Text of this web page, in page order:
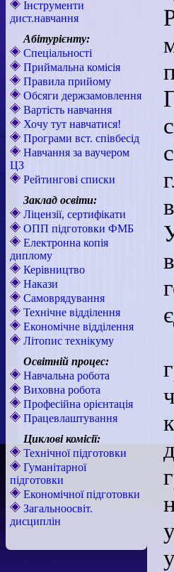
Інструменти
дист.навчання
Абітурієнту:
Спеціальності
Приймальна комісія
Правила прийому
Обсяги держзамовлення
Вартість навчання
Хочу тут навчатися!
Програми вст. співбесід
Навчання за ваучером
ЦЗ
Рейтингові списки
Заклад освіти:
Ліцензії, сертифікати
ОПП підготовки ФМБ
Електронна копія
диплому
Керівництво
Накази
Самоврядування
Технічне відділення
Економічне відділення
Літопис технікуму
Освітній процес:
Навчальна робота
Виховна робота
Професійна орієнтація
Працевлаштування
Циклові комісії:
Технічної підготовки
Гуманітарної
підготовки
Економічної підготовки
Загальноосвіт.
дисциплін